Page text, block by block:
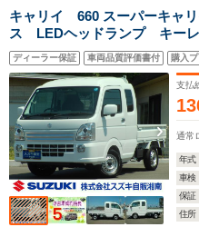
キャリイ 660 スーパーキャ
ス LEDヘッドランプ キー
ックスペース オーバーヘッ
ブレーキ 後方誤発進抑制機
ト LED荷台作業灯 三方開
ディーラー保証 車両品質評価書付 購入
支払
通常
年式
車検
保証
住所